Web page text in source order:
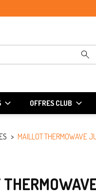
OFFRES CLUB
MAILLOT THERMOWAVE